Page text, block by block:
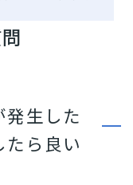
による審査も
契約内容を
貸借契約を
生した
ら良い